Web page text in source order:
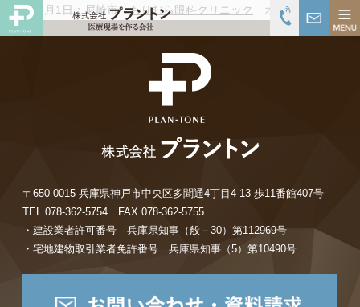
H28年6月1日：尼崎市もりむら眼科クリニック オープンしました
〒650-0015 兵庫県神戸市中央区多聞通4丁目4-13 歩11番館407号
TEL.078-362-5754 FAX.078-362-5755
・建設業者許可番号 兵庫県知事（般－30）第112969号
・宅地建物取引業者免許番号 兵庫県知事（5）第10490号